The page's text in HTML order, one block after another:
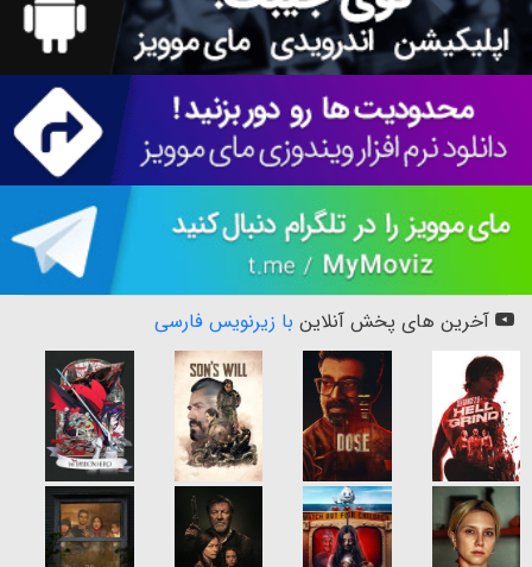
آخرین های پخش آنلاین با زیرنویس فارسی